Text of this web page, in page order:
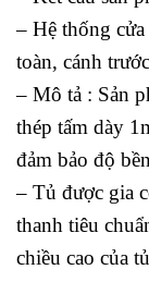
– Hệ thống
toàn, cánh
– Mô tả : Sản
thép tấm dày
đảm bảo độ
– Tủ được gia
thanh tiêu
chiều cao của